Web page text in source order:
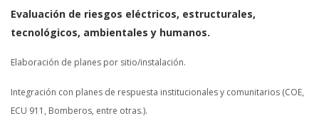
Evaluación de riesgos eléctricos, estructurales,
tecnológicos, ambientales y humanos.
Elaboración de planes por sitio/instalación.
Integración con planes de respuesta institucionales y comunitarios (COE,
ECU 911, Bomberos, entre otras.).